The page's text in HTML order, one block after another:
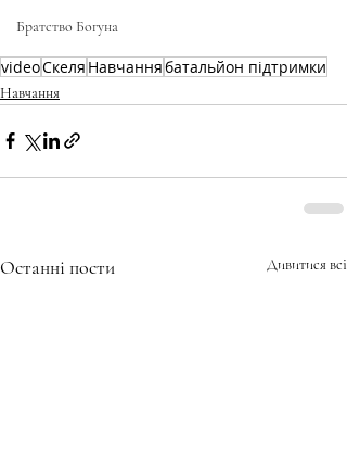
Братство Богуна
videoСкеля Навчаннябатальйон підтримки
Навчання
Останні пости Дивитися всі